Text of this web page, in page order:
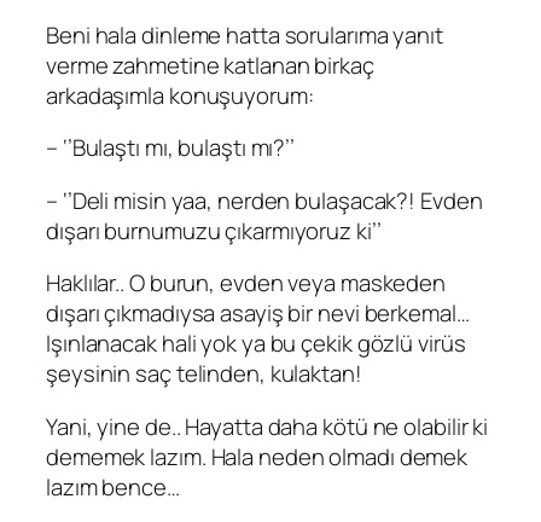
Beni hala dinleme hatta sorularıma yanıt
verme zahmetine katlanan birkaç
arkadaşımla konuşuyorum:
– ‘’Bulaştı mı, bulaştı mı?’’
– ‘’Deli misin yaa, nerden bulaşacak?! Evden
dışarı burnumuzu çıkarmıyoruz ki’’
Haklılar.. O burun, evden veya maskeden
dışarı çıkmadıysa asayiş bir nevi berkemal…
Işınlanacak hali yok ya bu çekik gözlü virüs
şeysinin saç telinden, kulaktan!
Yani, yine de.. Hayatta daha kötü ne olabilir ki
dememek lazım. Hala neden olmadı demek
lazım bence…